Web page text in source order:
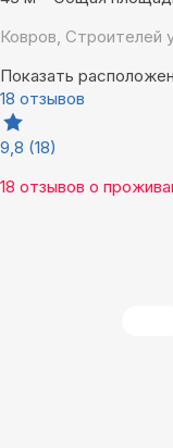
Ковров, Строителей
Показать
18 отзывов
9,8 (18)
18 отзывов о